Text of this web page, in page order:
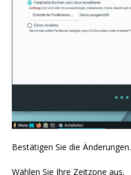
Bestätigen Sie die Änderungen.
Wählen Sie Ihre Zeitzone aus.